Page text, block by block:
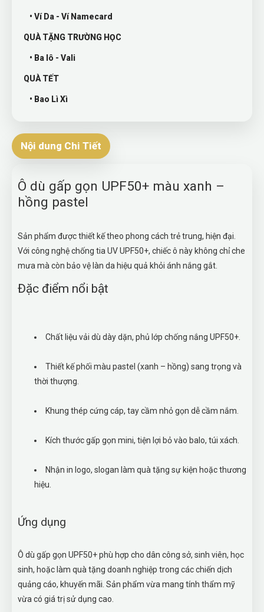
• Ví Da - Ví Namecard
QUÀ TẶNG TRƯỜNG HỌC
• Ba lô - Vali
QUÀ TẾT
• Bao Lì Xì
Nội dung Chi Tiết
Ô dù gấp gọn UPF50+ màu xanh –
hồng pastel
Sản phẩm được thiết kế theo phong cách trẻ trung, hiện đại.
Với công nghệ chống tia UV UPF50+, chiếc ô này không chỉ che
mưa mà còn bảo vệ làn da hiệu quả khỏi ánh nắng gắt.
Đặc điểm nổi bật
Chất liệu vải dù dày dặn, phủ lớp chống nắng UPF50+.
Thiết kế phối màu pastel (xanh – hồng) sang trọng và
thời thượng.
Khung thép cứng cáp, tay cầm nhỏ gọn dễ cầm nắm.
Kích thước gấp gọn mini, tiện lợi bỏ vào balo, túi xách.
Nhận in logo, slogan làm quà tặng sự kiện hoặc thương
hiệu.
Ứng dụng
Ô dù gấp gọn UPF50+ phù hợp cho dân công sở, sinh viên, học
sinh, hoặc làm quà tặng doanh nghiệp trong các chiến dịch
quảng cáo, khuyến mãi. Sản phẩm vừa mang tính thẩm mỹ
vừa có giá trị sử dụng cao.